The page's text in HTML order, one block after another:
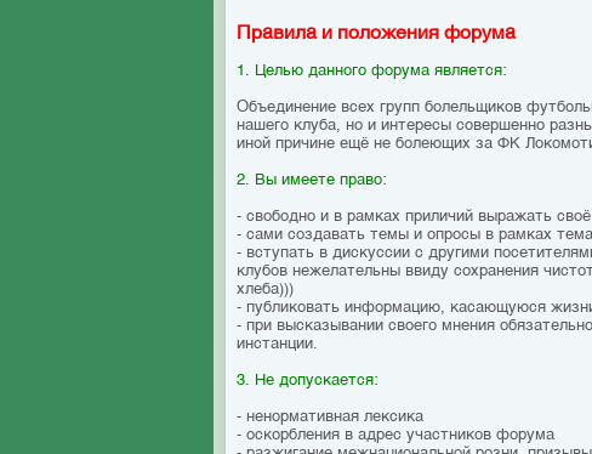
Правила и положения форума
1. Целью данного форума является:
Объединение всех групп болельщиков
нашего клуба, но и интересы совершенно
иной причине ещё не болеющих за ФК
2. Вы имеете право:
- свободно и в рамках приличий выражать
- сами создавать темы и опросы в рамках
- вступать в дискуссии с другими
клубов нежелательны ввиду сохранения
хлеба)))
- публиковать информацию, касающуюся
- при высказывании своего мнения
инстанции.
3. Не допускается:
- ненормативная лексика
- оскорбления в адрес участников форума